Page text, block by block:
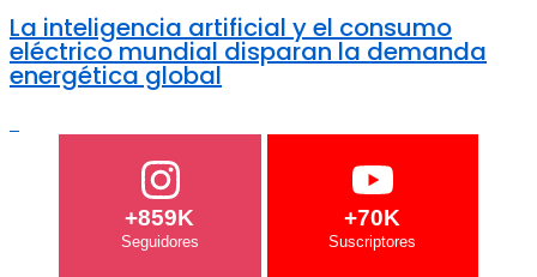
La inteligencia artificial y el consumo
eléctrico mundial disparan la demanda
energética global
+859K +70K